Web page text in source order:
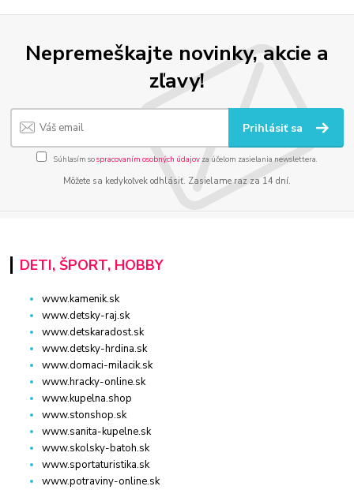
Nepremeškajte novinky, akcie a
zľavy!
Prihlásiť sa
Súhlasím sospracovaním osobných údajov za účelom zasielania newslettera.
Môžete sa kedykoľvek odhlásiť. Zasielame raz za 14 dní.
DETI, ŠPORT, HOBBY
www.kamenik.sk
www.detsky-raj.sk
www.detskaradost.sk
www.detsky-hrdina.sk
www.domaci-milacik.sk
www.hracky-online.sk
www.kupelna.shop
www.stonshop.sk
www.sanita-kupelne.sk
www.skolsky-batoh.sk
www.sportaturistika.sk
www.potraviny-online.sk